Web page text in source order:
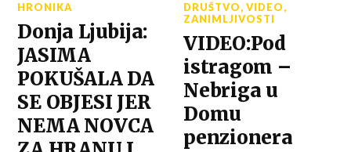
HRONIKA
Donja Ljubija:
JASIMA
POKUŠALA DA
SE OBJESI JER
NEMA NOVCA
DRUŠTVO,VIDEO,
ZANIMLJIVOSTI
VIDEO:Pod
istragom –
Nebriga u
Domu
penzionera